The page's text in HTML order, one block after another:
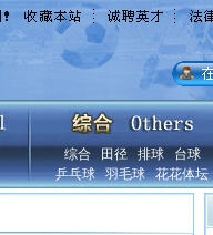
综合 田径 排球
台球
乒乓球
羽毛球 花花体坛